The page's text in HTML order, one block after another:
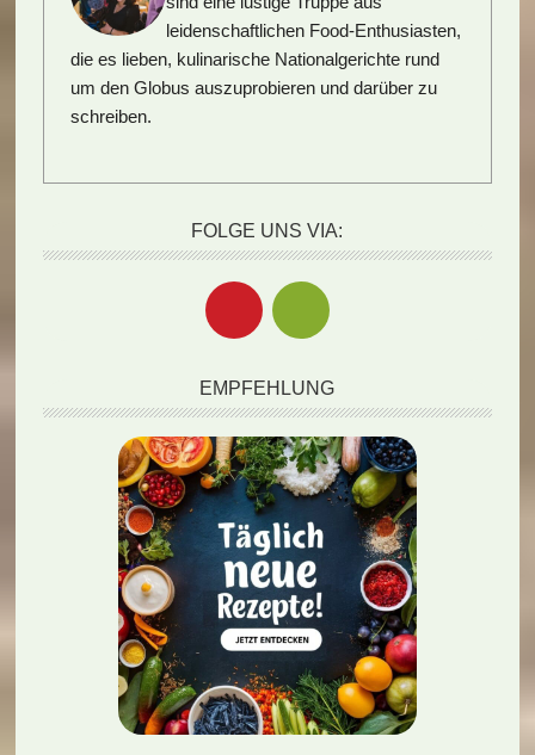
leidenschaftlichen Food-Enthusiasten,
die es lieben, kulinarische Nationalgerichte rund
um den Globus auszuprobieren und darüber zu
schreiben.
FOLGE UNS VIA:
EMPFEHLUNG